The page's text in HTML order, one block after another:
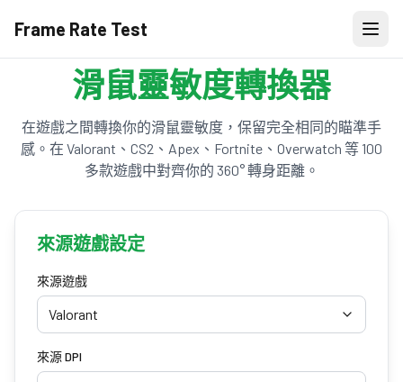
Frame Rate Test
滑鼠靈敏度轉換器
在遊戲之間轉換你的滑鼠靈敏度，保留完全相同的瞄準手
感。在 Valorant、CS2、Apex、Fortnite、Overwatch 等 100
多款遊戲中對齊你的 360° 轉身距離。
來源遊戲設定
來源遊戲
Valorant
來源 DPI